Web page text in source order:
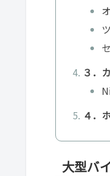
３．
４．
大型バ